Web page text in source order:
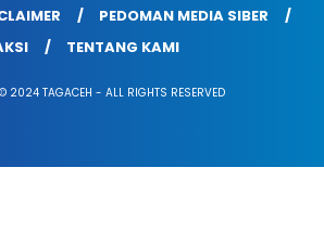
PEDOMAN MEDIA SIBER
TENTANG KAMI
2024 TAGACEH - ALL RIGHTS RESERVED